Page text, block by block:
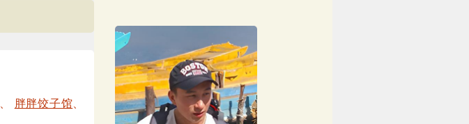
胖胖饺子馆